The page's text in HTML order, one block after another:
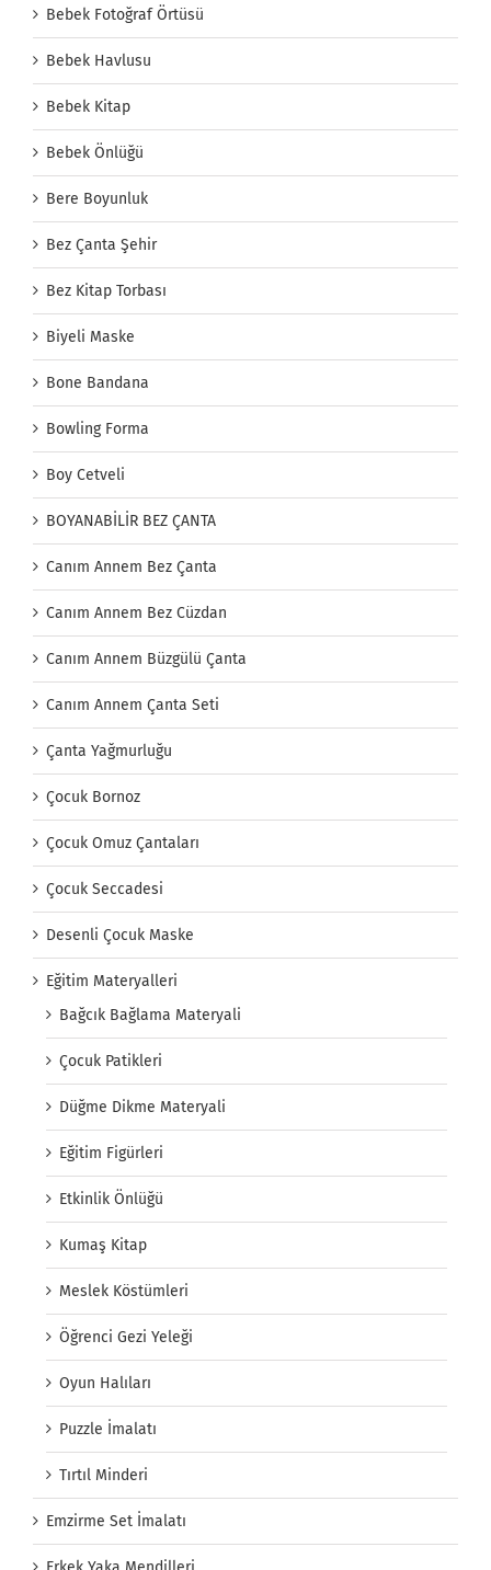
Bebek Fotoğraf Örtüsü
Bebek Havlusu
Bebek Kitap
Bebek Önlüğü
Bere Boyunluk
Bez Çanta Şehir
Bez Kitap Torbası
Biyeli Maske
Bone Bandana
Bowling Forma
Boy Cetveli
BOYANABİLİR BEZ ÇANTA
Canım Annem Bez Çanta
Canım Annem Bez Cüzdan
Canım Annem Büzgülü Çanta
Canım Annem Çanta Seti
Çanta Yağmurluğu
Çocuk Bornoz
Çocuk Omuz Çantaları
Çocuk Seccadesi
Desenli Çocuk Maske
Eğitim Materyalleri
Bağcık Bağlama Materyali
Çocuk Patikleri
Düğme Dikme Materyali
Eğitim Figürleri
Etkinlik Önlüğü
Kumaş Kitap
Meslek Köstümleri
Öğrenci Gezi Yeleği
Oyun Halıları
Puzzle İmalatı
Tırtıl Minderi
Emzirme Set İmalatı